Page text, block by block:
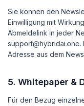
Sie können den
Einwilligung mit
Abmeldelink in jeder
support@hybridai.one.
Adresse aus dem
5. Whitepaper &
Für den Bezug